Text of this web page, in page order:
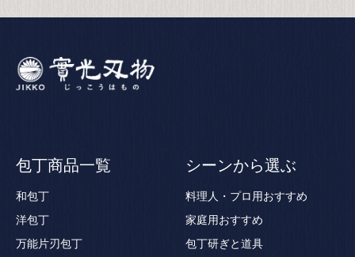
包丁商品一覧
和包丁
洋包丁
万能片刃包丁
シーンから選ぶ
料理人・プロ用おすすめ
家庭用おすすめ
包丁研ぎと道具